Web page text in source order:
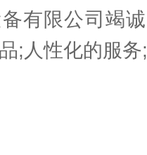
限公司竭诚
;人性化的服